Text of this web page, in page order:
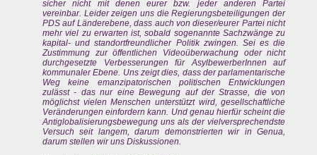
sicher nicht mit denen eurer bzw. jeder anderen Partei
vereinbar. Leider zeigen uns die Regierungsbeteiligungen der
PDS auf Länderebene, dass auch von dieser/eurer Partei nicht
mehr viel zu erwarten ist, sobald sogenannte Sachzwänge zu
kapital- und standortfreundlicher Politik zwingen. Sei es die
Zustimmung zur öffentlichen Videoüberwachung oder nicht
durchgesetzte Verbesserungen für AsylbewerberInnen auf
kommunaler Ebene. Uns zeigt dies, dass der parlamentarische
Weg keine emanzipatorischen politischen Entwicklungen
zulässt - das nur eine Bewegung auf der Strasse, die von
möglichst vielen Menschen unterstützt wird, gesellschaftliche
Veränderungen einfordern kann. Und genau hierfür scheint die
Antiglobalisierungsbewegung uns als der vielversprechendste
Versuch seit langem, darum demonstrierten wir in Genua,
darum stellen wir uns Diskussionen.